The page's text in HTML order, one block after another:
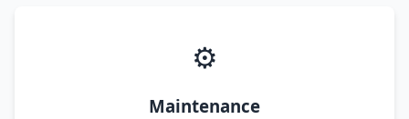
⚙️
Maintenance